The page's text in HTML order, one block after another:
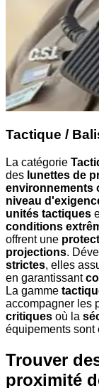
Tactique /
La catégorie
des lunettes de
environnements
niveau
unités tactiques
conditions
offrent une
projections.
strictes, elles
en garantissant
La gamme
accompagner les
critiques où la
équipements sont
Trouver
proximité